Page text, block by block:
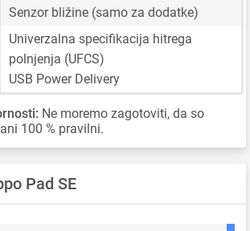
Senzor bližine (samo za dodatke)
Univerzalna specifikacija hitrega
polnjenja (UFCS)
USB Power Delivery
Ne moremo zagotoviti, da so
100 % pravilni.
Pad SE